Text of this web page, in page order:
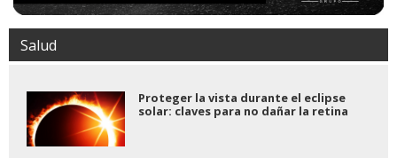
Salud
Proteger la vista durante el eclipse
solar: claves para no dañar la retina